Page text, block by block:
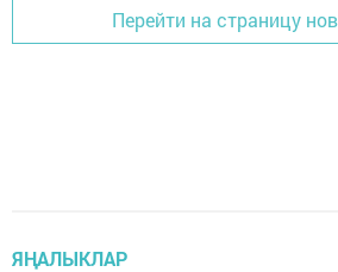
Перейти на страницу
ЯҢАЛЫКЛАР